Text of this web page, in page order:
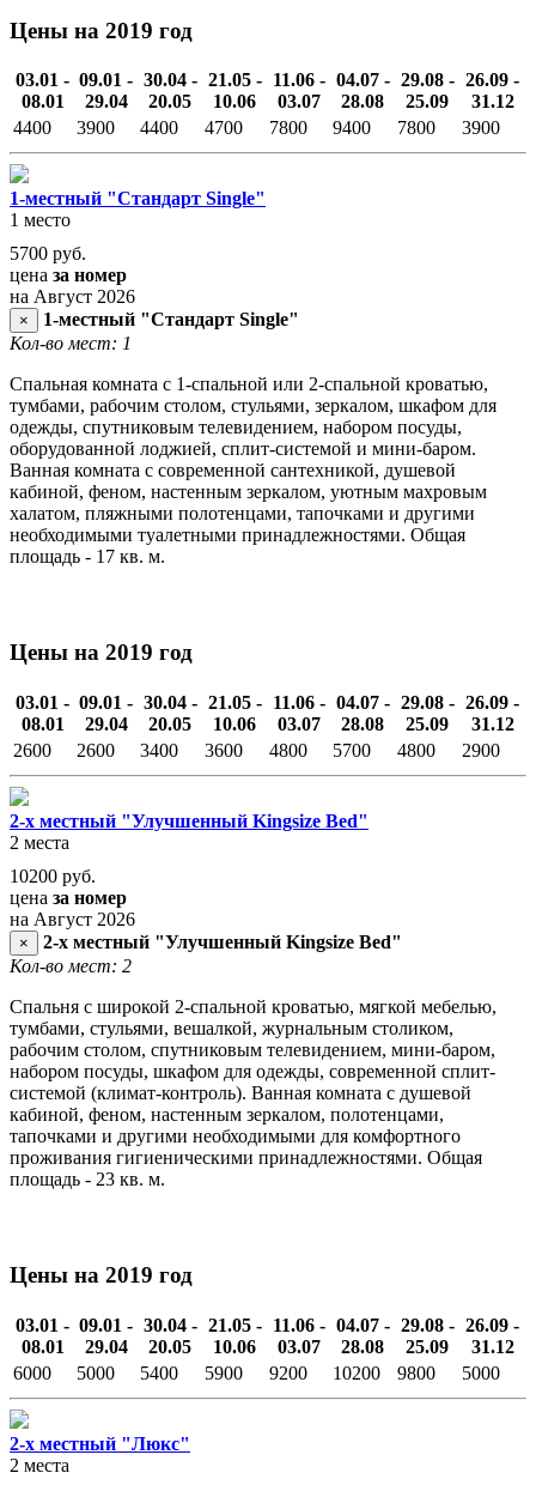
Цены на 2019 год
03.01 -
08.01
09.01 -
29.04
30.04 -
20.05
21.05 -
10.06
11.06 -
03.07
04.07 -
28.08
29.08 -
25.09
26.09 -
31.12
4400
3900 4400 4700 7800 9400 7800 3900
1-местный "Стандарт Single"
1 место
5700 руб.
цена за номер
на Август 2026
×
1-местный "Стандарт Single"
Кол-во мест: 1
Спальная комната с 1-спальной или 2-спальной кроватью,
тумбами, рабочим столом, стульями, зеркалом, шкафом для
одежды, спутниковым телевидением, набором посуды,
оборудованной лоджией, сплит-системой и мини-баром.
Ванная комната с современной сантехникой, душевой
кабиной, феном, настенным зеркалом, уютным махровым
халатом, пляжными полотенцами, тапочками и другими
необходимыми туалетными принадлежностями. Общая
площадь - 17 кв. м.
Цены на 2019 год
03.01 -
08.01
09.01 -
29.04
30.04 -
20.05
21.05 -
10.06
11.06 -
03.07
04.07 -
28.08
29.08 -
25.09
26.09 -
31.12
2600
2600 3400 3600 4800 5700 4800 2900
2-х местный "Улучшенный Kingsize Bed"
2 места
10200 руб.
цена за номер
на Август 2026
×
2-х местный "Улучшенный Kingsize Bed"
Кол-во мест: 2
Спальня с широкой 2-спальной кроватью, мягкой мебелью,
тумбами, стульями, вешалкой, журнальным столиком,
рабочим столом, спутниковым телевидением, мини-баром,
набором посуды, шкафом для одежды, современной сплит-
системой (климат-контроль). Ванная комната с душевой
кабиной, феном, настенным зеркалом, полотенцами,
тапочками и другими необходимыми для комфортного
проживания гигиеническими принадлежностями. Общая
площадь - 23 кв. м.
Цены на 2019 год
03.01 -
08.01
09.01 -
29.04
30.04 -
20.05
21.05 -
10.06
11.06 -
03.07
04.07 -
28.08
29.08 -
25.09
26.09 -
31.12
6000
5000 5400 5900 9200 10200 9800 5000
2-х местный "Люкс"
2 места